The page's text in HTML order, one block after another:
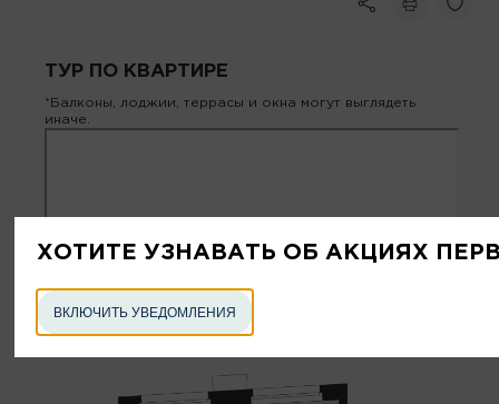
ТУР ПО КВАРТИРЕ
*Балконы, лоджии, террасы и окна могут выглядеть
иначе.
ХОТИТЕ УЗНАВАТЬ ОБ АКЦИЯХ
ВКЛЮЧИТЬ УВЕДОМЛЕНИЯ